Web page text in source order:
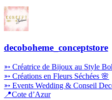
decoboheme_conceptstore
➳ Créatrice de Bijoux au Style
➳ Créations en Fleurs Séchées 🌸
➳ Events Wedding & Conseil
📍Cote d’Azur